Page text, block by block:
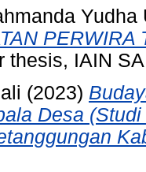
thesis, IAIN
(2023)
Desa